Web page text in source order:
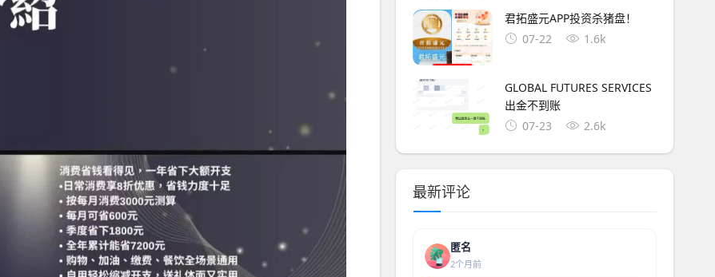
君拓盛元APP投资杀猪盘！
07-22
1.6k
GLOBAL FUTURES SERVICES
出金不到账
07-23
2.6k
最新评论
匿名
2个月前